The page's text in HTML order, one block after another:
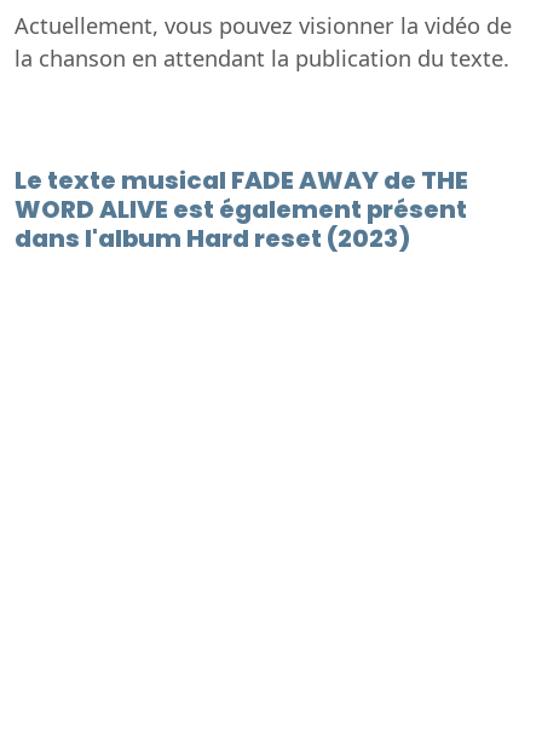
Actuellement, vous pouvez visionner la vidéo de
la chanson en attendant la publication du texte.
Le texte musical FADE AWAY de THE
WORD ALIVE est également présent
dans l'album Hard reset (2023)